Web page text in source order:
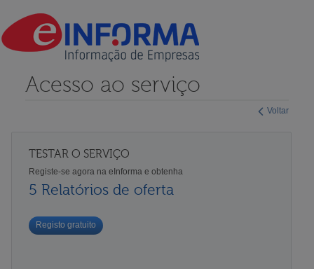
Voltar
Acesso ao serviço
TESTAR O SERVIÇO
Registe-se agora na eInforma e obtenha
5 Relatórios de oferta
Registo gratuito